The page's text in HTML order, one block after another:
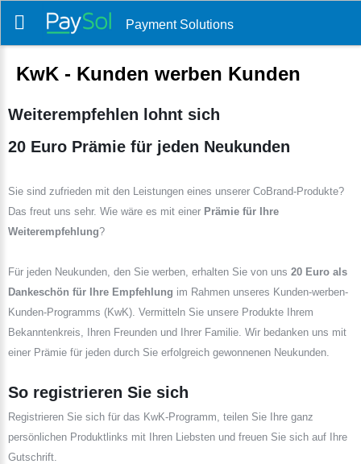
KwK - Kunden werben Kunden
Weiterempfehlen lohnt sich
20 Euro Prämie für jeden Neukunden
Sie sind zufrieden mit den Leistungen eines unserer CoBrand-Produkte?
Das freut uns sehr. Wie wäre es mit einer Prämie für Ihre
Weiterempfehlung?
Für jeden Neukunden, den Sie werben, erhalten Sie von uns 20 Euro als
Dankeschön für Ihre Empfehlung im Rahmen unseres Kunden-werben-
Kunden-Programms (KwK). Vermitteln Sie unsere Produkte Ihrem
Bekanntenkreis, Ihren Freunden und Ihrer Familie. Wir bedanken uns mit
einer Prämie für jeden durch Sie erfolgreich gewonnenen Neukunden.
So registrieren Sie sich
Registrieren Sie sich für das KwK-Programm, teilen Sie Ihre ganz
persönlichen Produktlinks mit Ihren Liebsten und freuen Sie sich auf Ihre
Gutschrift.
Payment Solutions